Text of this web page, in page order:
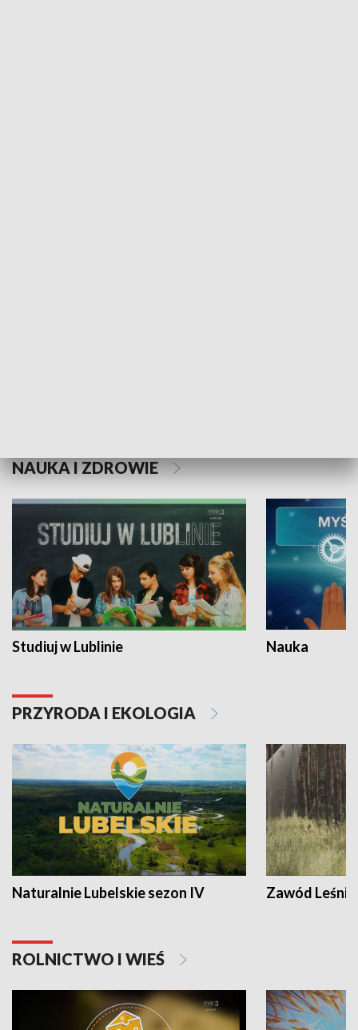
NAUKA I ZDROWIE
Studiuj w Lublinie Nauka
PRZYRODA I EKOLOGIA
Naturalnie Lubelskie sezon IV Zawód Leśnik
ROLNICTWO I WIEŚ